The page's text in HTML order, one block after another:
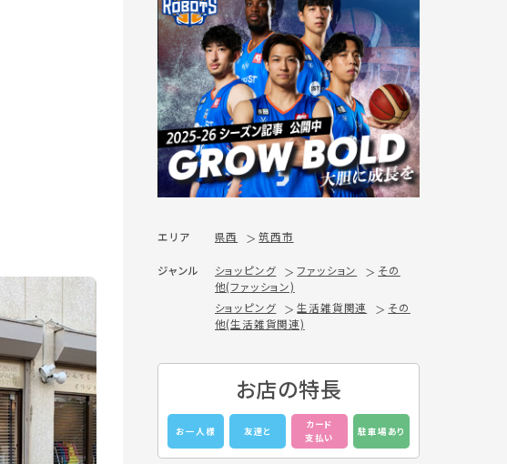
エリア 県西 筑西市
ジャンル ショッピング ファッション
その
他(ファッション)
ショッピング
生活雑貨関連
その
他(生活雑貨関連)
お店の特長
お一人様 友達と
カード
支払い
駐車場あり